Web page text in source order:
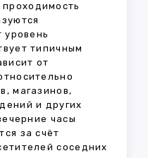
проходимость
уровень
типичным
от
магазинов,
и других
часы
за счёт
соседних